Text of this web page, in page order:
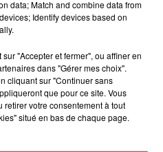
à Strasbourg :
Mulhouse : rencontre
data; Match and combine data from
Identify devices based on
"Accepter et fermer", ou affiner en
dans "Gérer mes choix".
cliquant sur "Continuer sans
que pour ce site. Vous
retirer votre consentement à tout
situé en bas de chaque page.